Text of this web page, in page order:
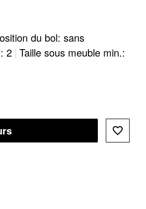
du bol: sans
2 | Taille sous meuble min.: